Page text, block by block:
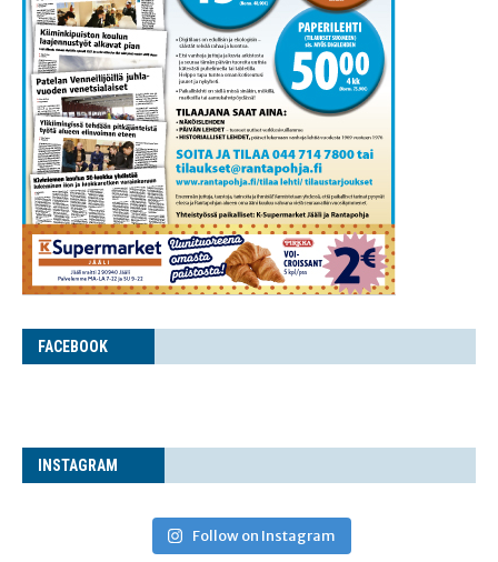
FACE­BOOK
INS­TA­GRAM
Follow on Instagram